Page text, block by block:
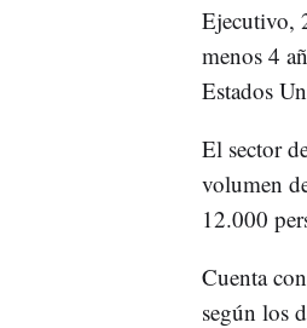
Ejecutivo,
menos 4
Estados
El sector
volumen
12.000
Cuenta
según los